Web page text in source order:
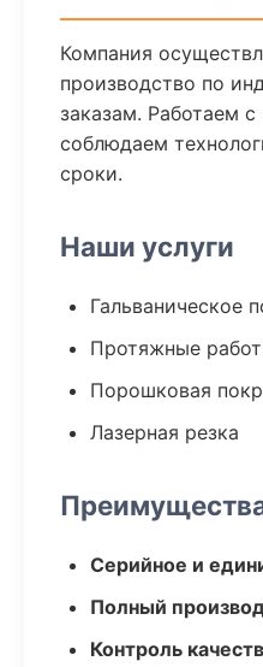
Компания
производство по
заказам. Работаем
соблюдаем
сроки.
Наши услуги
Гальваническое
Протяжные
Порошковая
Лазерная резка
Серийное и
Полный
Контроль